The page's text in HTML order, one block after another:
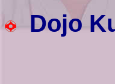
Dojo